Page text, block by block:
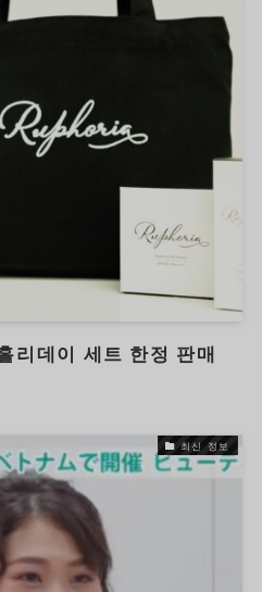
리데이 세트 한정 판매
최신 정보